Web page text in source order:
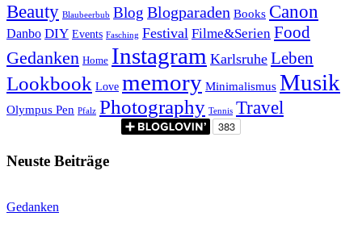
Beauty Blaubeerbub Blog Blogparaden Books Canon
Danbo DIY Events Fasching Festival Filme&Serien Food
Gedanken Home Instagram Karlsruhe Leben
Lookbook Love memory Minimalismus Musik
Olympus Pen Pfalz Photography Tennis Travel
Neuste Beiträge
Gedanken